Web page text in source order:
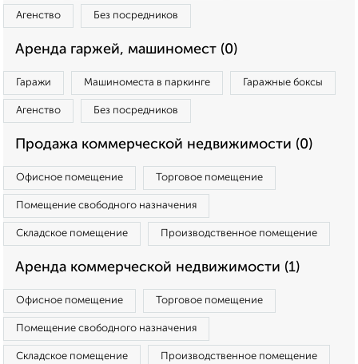
Агенство Без посредников
Аренда гаржей, машиномест (0)
Гаражи Машиноместа в паркинге Гаражные боксы
Агенство Без посредников
Продажа коммерческой недвижимости (0)
Офисное помещение Торговое помещение
Помещение свободного назначения
Складское помещение Производственное помещение
Аренда коммерческой недвижимости (1)
Офисное помещение Торговое помещение
Помещение свободного назначения
Складское помещение Производственное помещение